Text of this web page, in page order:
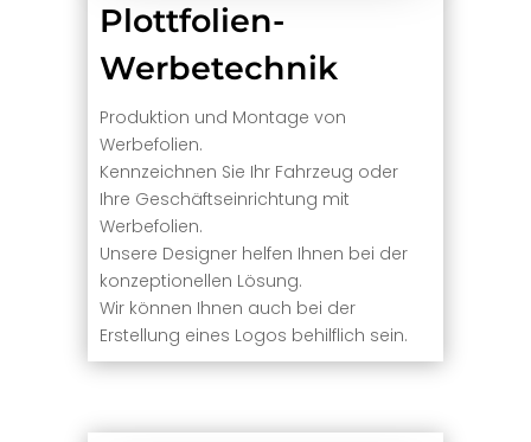
Plottfolien-
Werbetechnik
Produktion und Montage von
Werbefolien.
Kennzeichnen Sie Ihr Fahrzeug oder
Ihre Geschäftseinrichtung mit
Werbefolien.
Unsere Designer helfen Ihnen bei der
konzeptionellen Lösung.
Wir können Ihnen auch bei der
Erstellung eines Logos behilflich sein.